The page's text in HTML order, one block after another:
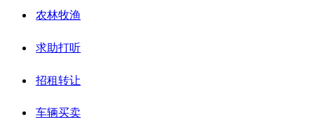
农林牧渔
求助打听
招租转让
车辆买卖